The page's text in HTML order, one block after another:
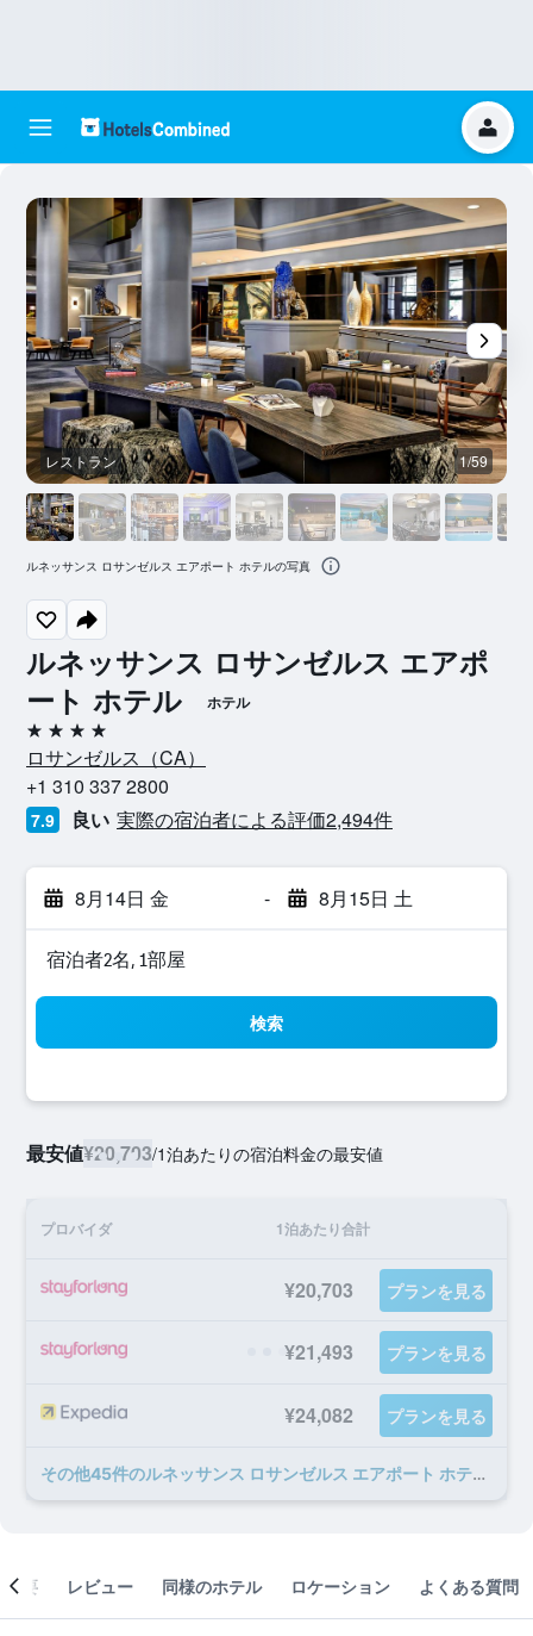
ルネッサンス ロサンゼルス エアポ
ート ホテル
ホテル
4つ星
ロサンゼルス​（CA​）​
+1 310 337 2800
7.9 良い 実際の宿泊者による評価2,494​件
8月14日 金 - 8月15日 土
宿泊者2名, 1​部屋
検索
最安値¥20,703/1泊あたりの宿泊料金の最安値
プロバイダ 1泊あたり合計
¥20,703 プランを見る
¥21,493 プランを見る
¥24,082 プランを見る
​その他45​件のルネッサンス ロサンゼルス エアポート ホテルのオファー
レストラン 1/59
ルネッサンス ロサンゼルス エアポート ホテルの写真
概要 レビュー 同様のホテル ロケーション よくある質問